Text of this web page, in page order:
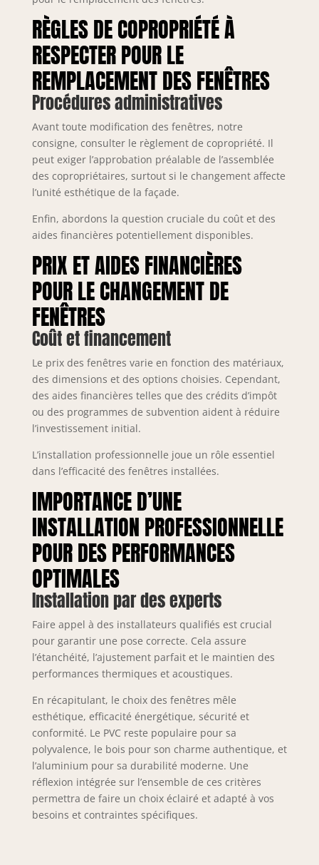
RÈGLES DE COPROPRIÉTÉ À
RESPECTER POUR LE
REMPLACEMENT DES FENÊTRES
Procédures administratives
Avant toute modification des fenêtres, notre
consigne, consulter le règlement de copropriété. Il
peut exiger l’approbation préalable de l’assemblée
des copropriétaires, surtout si le changement affecte
l’unité esthétique de la façade.
Enfin, abordons la question cruciale du coût et des
aides financières potentiellement disponibles.
PRIX ET AIDES FINANCIÈRES
POUR LE CHANGEMENT DE
FENÊTRES
Coût et financement
Le prix des fenêtres varie en fonction des matériaux,
des dimensions et des options choisies. Cependant,
des aides financières telles que des crédits d’impôt
ou des programmes de subvention aident à réduire
l’investissement initial.
L’installation professionnelle joue un rôle essentiel
dans l’efficacité des fenêtres installées.
IMPORTANCE D’UNE
INSTALLATION PROFESSIONNELLE
POUR DES PERFORMANCES
OPTIMALES
Installation par des experts
Faire appel à des installateurs qualifiés est crucial
pour garantir une pose correcte. Cela assure
l’étanchéité, l’ajustement parfait et le maintien des
performances thermiques et acoustiques.
En récapitulant, le choix des fenêtres mêle
esthétique, efficacité énergétique, sécurité et
conformité. Le PVC reste populaire pour sa
polyvalence, le bois pour son charme authentique, et
l’aluminium pour sa durabilité moderne. Une
réflexion intégrée sur l’ensemble de ces critères
permettra de faire un choix éclairé et adapté à vos
besoins et contraintes spécifiques.